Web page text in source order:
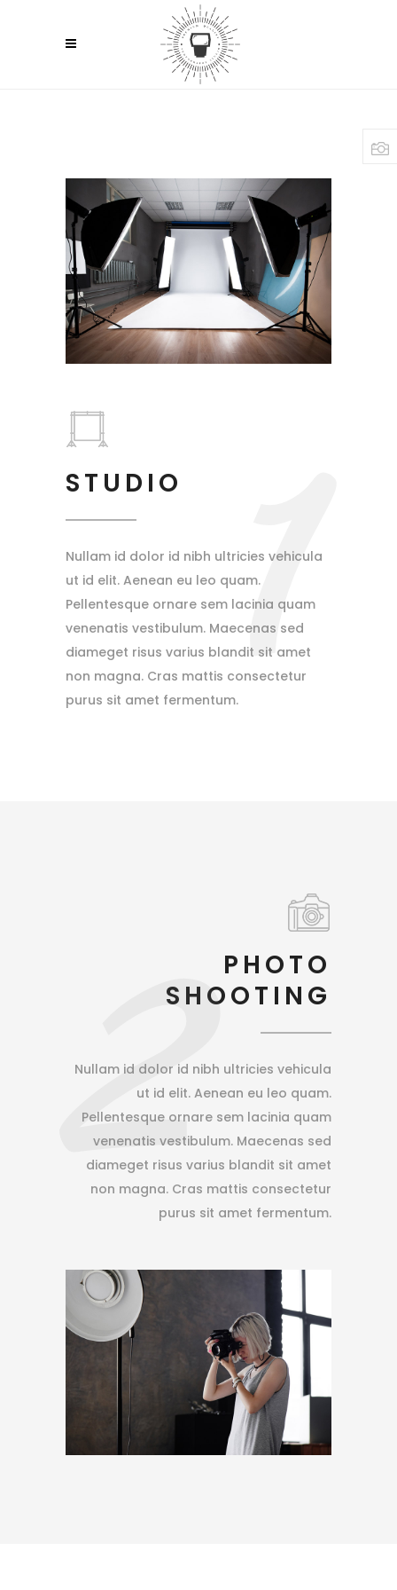
1
STUDIO
Nullam id dolor id nibh ultricies vehicula
ut id elit. Aenean eu leo quam.
Pellentesque ornare sem lacinia quam
venenatis vestibulum. Maecenas sed
diameget risus varius blandit sit amet
non magna. Cras mattis consectetur
purus sit amet fermentum.
2 PHOTO
SHOOTING
Nullam id dolor id nibh ultricies vehicula
ut id elit. Aenean eu leo quam.
Pellentesque ornare sem lacinia quam
venenatis vestibulum. Maecenas sed
diameget risus varius blandit sit amet
non magna. Cras mattis consectetur
purus sit amet fermentum.